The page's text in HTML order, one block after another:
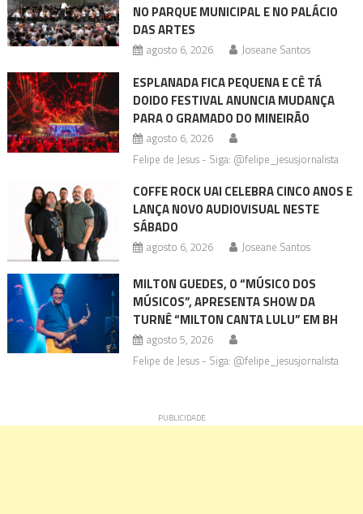
NO PARQUE MUNICIPAL E NO PALÁCIO
DAS ARTES
agosto 6, 2026 Joseane Santos
ESPLANADA FICA PEQUENA E CÊ TÁ
DOIDO FESTIVAL ANUNCIA MUDANÇA
PARA O GRAMADO DO MINEIRÃO
agosto 6, 2026
Felipe de Jesus - Siga: @felipe_jesusjornalista
COFFE ROCK UAI CELEBRA CINCO ANOS E
LANÇA NOVO AUDIOVISUAL NESTE
SÁBADO
agosto 6, 2026 Joseane Santos
MILTON GUEDES, O “MÚSICO DOS
MÚSICOS”, APRESENTA SHOW DA
TURNÊ “MILTON CANTA LULU” EM BH
agosto 5, 2026
Felipe de Jesus - Siga: @felipe_jesusjornalista